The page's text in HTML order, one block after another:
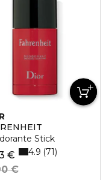
Stick
€
€
4.9 71